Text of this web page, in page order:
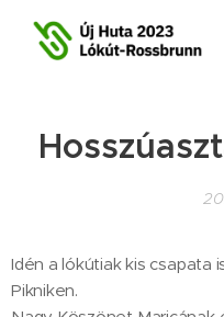
Idén a lókútiak kis csapata
Pikniken.